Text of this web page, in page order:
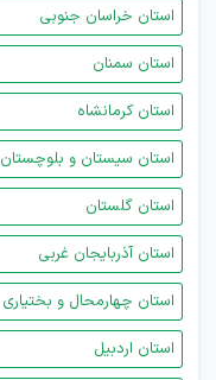
استان خراسان جنوبی
استان سمنان
استان کرمانشاه
استان سیستان و بلوچستان
استان گلستان
استان آذربایجان غربی
استان چهارمحال و بختیاری
استان اردبیل